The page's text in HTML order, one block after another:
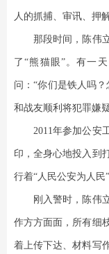
人的抓捕、审讯、押
那段时间，陈伟立
了“熊猫眼”。有一
问：“你们是铁人吗
和战友顺利将犯罪嫌
2011年参加公安工
印，全身心地投入到
行着“人民公安为人民
刚入警时，陈伟立
作方方面面，所有细
着上传下达、材料写